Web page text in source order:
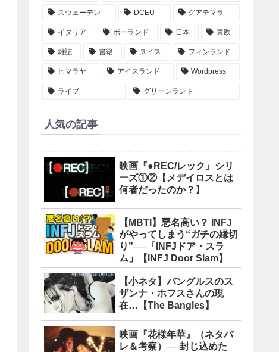
スウェーデン DCEU グアテマラ
イタリア ポーランド 日本 東欧
雑誌 書籍 スイス フィンランド
ヒマラヤ アイスランド Wordpress
ライブ グリーンランド
人気の記事
映画『●REC/レック』シリ
ーズ①②【メデイロスとは
何者だったのか？】
【MBTI】悪名高い？ INFJ
がやってしまう“ガチの縁切
り”──「INFJドア・スラ
ム」【INFJ Door Slam】
【小ネタ】バングルスのス
ザンナ・ホフスさんの現
在…【The Bangles】
映画『花様年華』（ネタバ
レ＆考察）──封じ込めた